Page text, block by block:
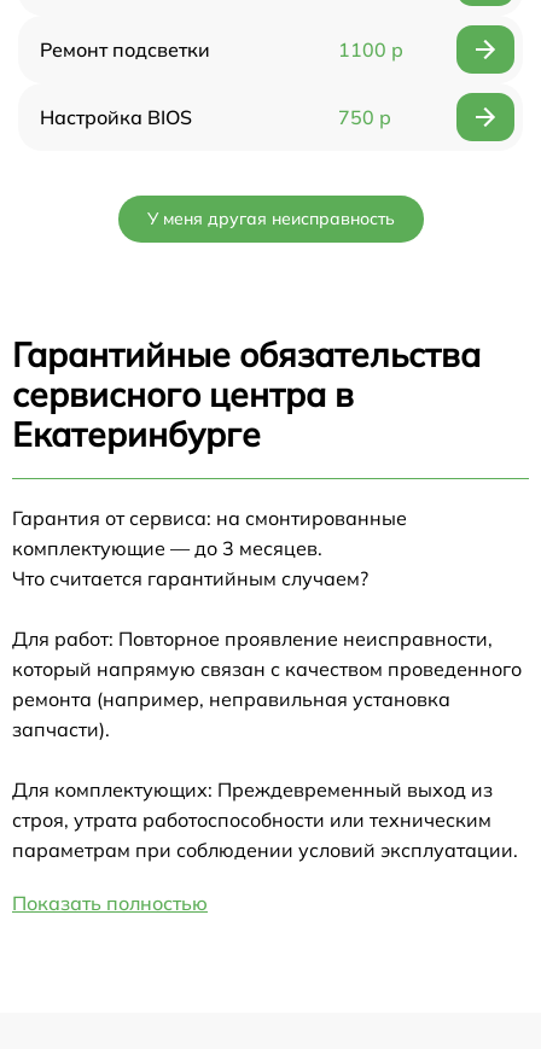
Ремонт подсветки 1100 р
Настройка BIOS 750 р
У меня другая неисправность
Гарантийные обязательства
сервисного центра в
Екатеринбурге
Гарантия от сервиса: на смонтированные
комплектующие — до 3 месяцев.
Что считается гарантийным случаем?
Для работ: Повторное проявление неисправности,
который напрямую связан с качеством проведенного
ремонта (например, неправильная установка
запчасти).
Для комплектующих: Преждевременный выход из
строя, утрата работоспособности или техническим
параметрам при соблюдении условий эксплуатации.
Показать полностью